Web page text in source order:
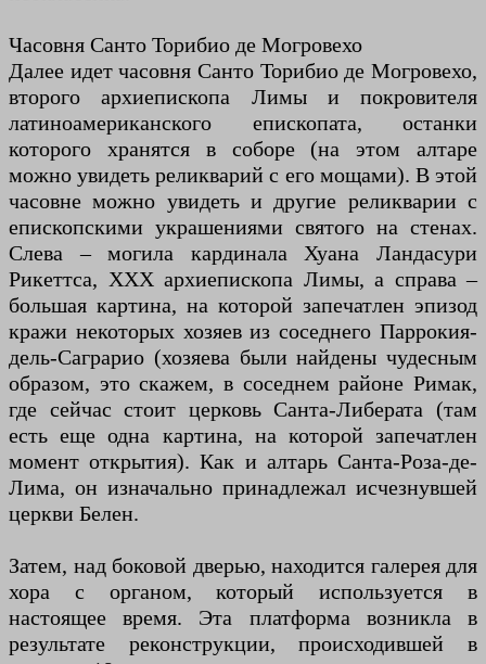
Часовня Санто Торибио де Могровехо
Далее идет часовня Санто Торибио де Могровехо,
второго архиепископа Лимы и покровителя
латиноамериканского епископата, останки
которого хранятся в соборе (на этом алтаре
можно увидеть реликварий с его мощами). В этой
часовне можно увидеть и другие реликварии с
епископскими украшениями святого на стенах.
Слева – могила кардинала Хуана Ландасури
Рикеттса, XXX архиепископа Лимы, а справа –
большая картина, на которой запечатлен эпизод
кражи некоторых хозяев из соседнего Паррокия-
дель-Саграрио (хозяева были найдены чудесным
образом, это скажем, в соседнем районе Римак,
где сейчас стоит церковь Санта-Либерата (там
есть еще одна картина, на которой запечатлен
момент открытия). Как и алтарь Санта-Роза-де-
Лима, он изначально принадлежал исчезнувшей
церкви Белен.
Затем, над боковой дверью, находится галерея для
хора с органом, который используется в
настоящее время. Эта платформа возникла в
результате реконструкции, происходившей в